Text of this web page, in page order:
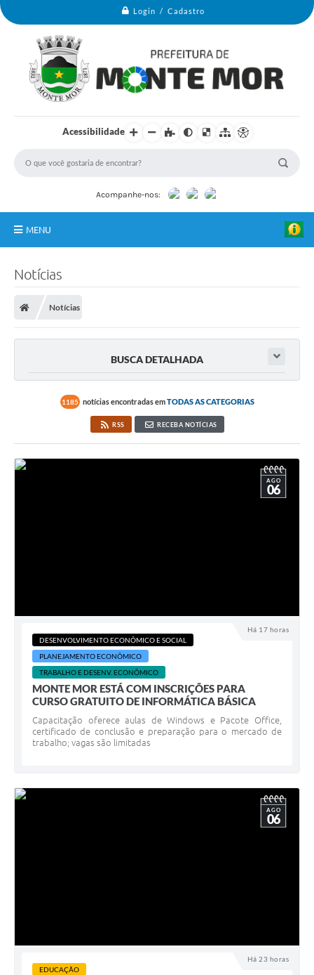
Login / Cadastro
Acessibilidade
Acompanhe-nos:
MENU
Diário Oficial
Arquivos para Download
Links
Telefones Úteis
Notícias
Notícias
BUSCA DETALHADA
1185 notícias encontradas emTODAS AS CATEGORIAS
RSS RECEBA NOTÍCIAS
Há 17 horas
AGO
06
DESENVOLVIMENTO ECONÔMICO E SOCIAL
PLANEJAMENTO ECONÔMICO
TRABALHO E DESENV. ECONÔMICO
MONTE MOR ESTÁ COM INSCRIÇÕES PARA
CURSO GRATUITO DE INFORMÁTICA BÁSICA
Capacitação oferece aulas de Windows e Pacote Office,
certificado de conclusão e preparação para o mercado de
trabalho; vagas são limitadas
Há 23 horas
AGO
06
EDUCAÇÃO